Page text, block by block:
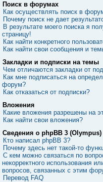
Поиск в форумах
Как осуществлять поиск в
Почему поиск не дает
В результате моего поиска я
страницу!
Как найти конкретного
Как найти свои сообщения и
Закладки и подписки на темы
Чем отличаются закладки от
Как мне подписаться на
форум?
Как отказаться от подписки?
Вложения
Какие вложения разрешены на
Как найти свои вложения?
Сведения о phpBB 3 (Olympus)
Кто написал phpBB 3?
Почему здесь нет такой-то
С кем можно связаться по
некорректного использования
вопросов, связанных с этим
Перевод FAQ